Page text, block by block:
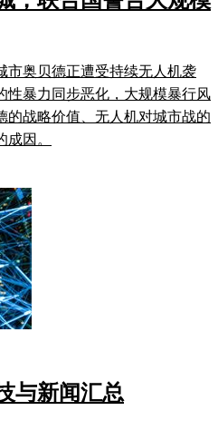
市奥贝德正遭受持续无人机袭
性暴力同步恶化，大规模暴行风
的战略价值、无人机对城市战的
因。
与新闻汇总